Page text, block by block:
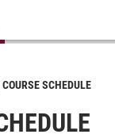
COURSE SCHEDULE